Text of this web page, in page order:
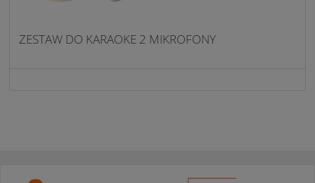
ZESTAW DO KARAOKE 2 MIKROFONY